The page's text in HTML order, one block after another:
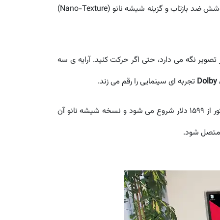
رنگ و دمای تصویر را متناسب با نور محیط تنظیم می کند تا همیشه طبیعی ترین تصویر را داشته باشید. پوشش ضد بازتاب و گزینه شیشه نانو (Nano-Texture)
تصویر نگه می دارد، حتی اگر حرکت کنید. آرایه ی سه
Dolby تجربه ای سینمایی را رقم می زند.
سه پورت USB-C و یک پورت Thunderbolt 3 هم اتصال سریع به مک مینی و سایر لوازم جانبی را تضمین می کنند. این مانیتور از ۱۵۹۹ دلار شروع می شود و نسخه شیشه نانو آن